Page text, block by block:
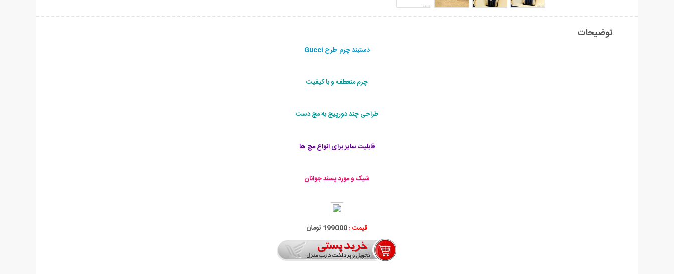
توضیحات
دستبند چرم طرح Gucci
چرم منعطف و با کیفیت
طراحی چند دورپیج به مچ دست
قابليت سايز برای انواع مچ ها
شیک و مورد پسند جوانان
قیمت :199000 تومان